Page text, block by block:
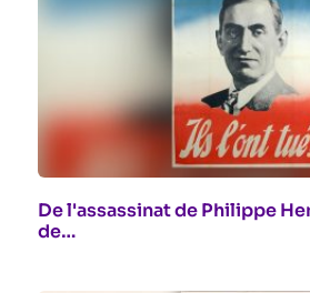
De l'assassinat de Philippe
de…